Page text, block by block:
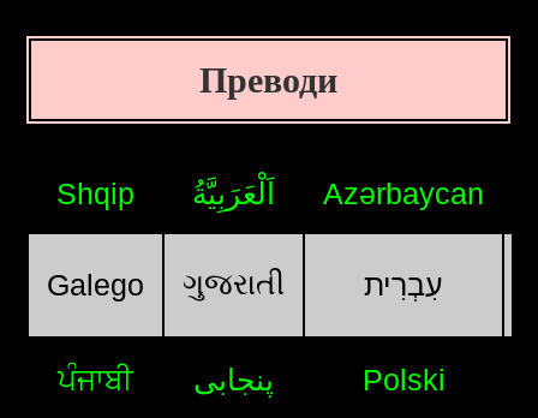
Преводи
Shqip اَلْعَرَبِيَّةُ Azərbaycan
Galego ગુજરાતી עִבְרִית
ਪੰਜਾਬੀ پنجابی Polski